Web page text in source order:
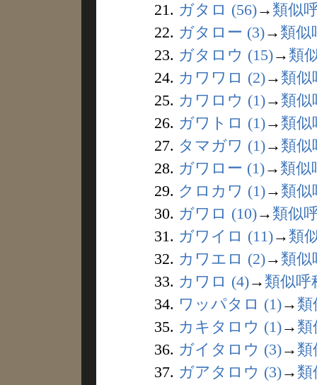
21. ガタロ (56)→ 類似
22. ガタロー (3)→ 類似
23. ガタロウ (15)→ 類
24. カワワロ (2)→ 類似
25. カワロウ (1)→ 類似
26. ガワトロ (1)→ 類似
27. タマガワ (1)→ 類似
28. ガワロー (1)→ 類似
29. クロカワ (1)→ 類似
30. ガワロ (10)→ 類似
31. ガワイロ (11)→ 類
32. カワエロ (2)→ 類似
33. カワロ (4)→ 類似呼
34. ワッパタロ (1)→ 類
35. カキタロウ (1)→ 類
36. ガイタロウ (3)→ 類
37. ガアタロウ (3)→ 類